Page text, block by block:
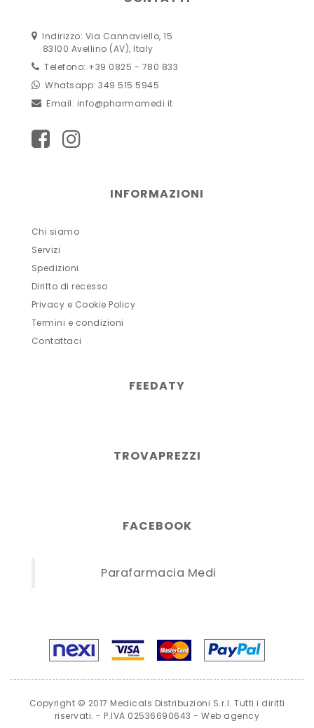
Indirizzo: Via Cannaviello, 15
83100 Avellino (AV), Italy
Telefono: +39 0825 - 780 833
Whatsapp: 349 515 5945
Email: info@pharmamedi.it
INFORMAZIONI
Chi siamo
Servizi
Spedizioni
Diritto di recesso
Privacy e Cookie Policy
Termini e condizioni
Contattaci
FEEDATY
TROVAPREZZI
FACEBOOK
Parafarmacia Medi
Copyright © 2017 Medicals Distribuzioni S.r.l. Tutti i diritti
riservati. - P.IVA 02536690643 -Web agency